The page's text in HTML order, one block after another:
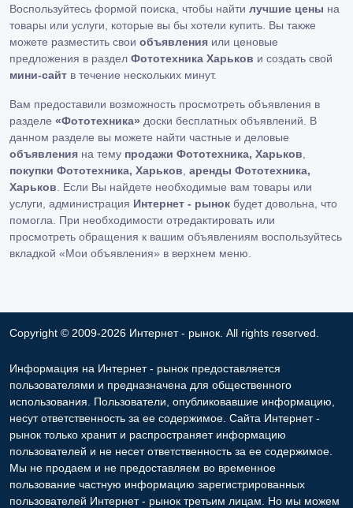
Воспользуйтесь формой поиска, чтобы найти лучшие цены на
товары или услуги, которые вы бы хотели купить. Вы также
можете разместить свои объявления или ценовые
предложения в раздел Фототехника Харьков и создать свой
мини-сайт в течение нескольких минут.
Вам предоставили возможность просмотреть объявления в
разделе «Фототехника» доски бесплатных объявлений. В
данном разделе вы можете найти частные и деловые
объявления на тему продажи Фототехника, Харьков,
покупки Фототехника, Харьков, аренды Фототехника,
Харьков. Если Вы найдете необходимые вам товары или
услуги, администрация Интернет - рынок будет довольна, что
помогла. При необходимости отредактировать или
просмотреть обращения к вашим объявлениям воспользуйтесь
вкладкой «Мои объявления» в верхнем меню.
Copyright © 2009-2026 Интернет - рынок. All rights reserved.
Информация на Интернет - рынок предоставляется
пользователями и предназначена для общественного
использования. Пользователи, опубликовавшие информацию,
несут ответственность за ее содержимое. Сайта Интернет -
рынок только хранит и распространяет информацию
пользователей и не несет ответственность за ее содержимое.
Мы не продаем и не предоставляем во временное
пользование частную информацию зарегистрированных
пользователей Интернет - рынок третьим лицам. Но мы можем